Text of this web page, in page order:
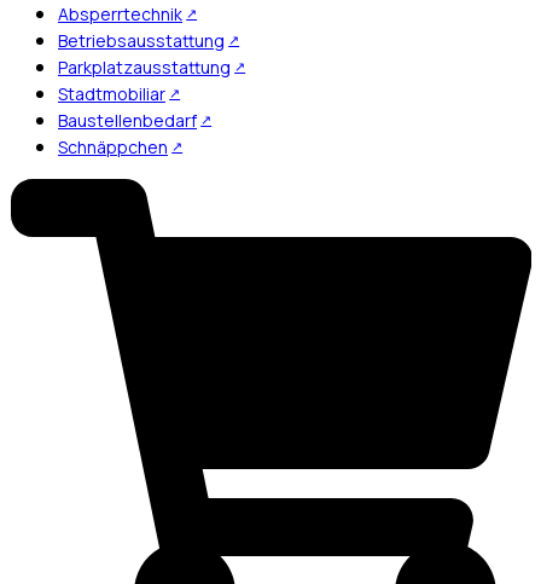
Absperrtechnik
Betriebsausstattung
Parkplatzausstattung
Stadtmobiliar
Baustellenbedarf
Schnäppchen